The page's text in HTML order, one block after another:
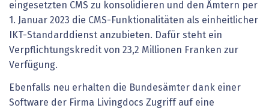
eingesetzten CMS zu konsolidieren und den Ämtern per
1. Januar 2023 die CMS-Funktionalitäten als einheitlicher
IKT-Standarddienst anzubieten. Dafür steht ein
Verpflichtungskredit von 23,2 Millionen Franken zur
Verfügung.
Ebenfalls neu erhalten die Bundesämter dank einer
Software der Firma Livingdocs Zugriff auf eine